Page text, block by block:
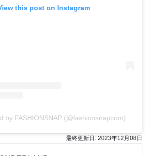
this post on Instagram
by FASHIONSNAP (@fashionsnapcom)
最終更新日: 2023年12月08日